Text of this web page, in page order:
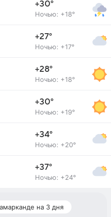
+30°
Ночью: +18°
+27°
Ночью: +17°
+28°
Ночью: +18°
+30°
Ночью: +19°
+34°
Ночью: +20°
+37°
Ночью: +24°
на 3 дня